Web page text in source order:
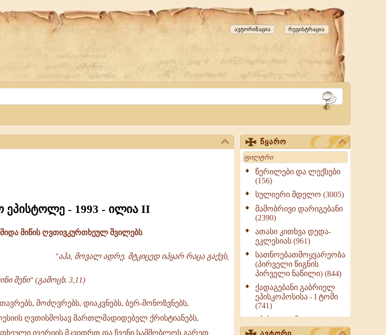
რეგისტრაცია
ავტორიზაცია
ეპისტოლე - 1993 - ილია II
მიწის ღვთივკურთხეულ შვილებს
"აჰა, მოვალ ადრე. მტკიცედ იპყარ რაცა გაქვს,
შენი" (გამოცხ. 3,11)
მოძღვრებს, დიაკვნებს, ბერ-მონოზვნებს,
ღვთისმოსავ მართლმადიდებელ ქრისტიანებს,
ივერიის მკვიდრთ და ჩვენი სამშობლოს გარეთ
წყარო
Search
წერილები და ლექსები
(156)
სულიერი მდელო (3005)
მამობრივი დარიგებანი
(2390)
ათასი კითხვა დედა-
ეკლესიას (961)
სათნოებათმოყვარეობა
(პირველი წიგნის
პირველი ნაწილი) (844)
ქადაგებანი გაბრიელ
ეპისკოპოსისა - I ტომი
(741)
ეპისტოლენი,
ქადაგებანი, სიტყვანი